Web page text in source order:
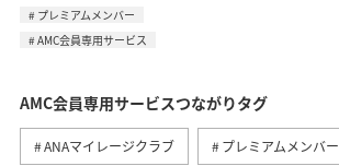
プレミアムメンバー
AMC会員専用サービス
AMC会員専用サービスつながりタグ
ANAマイレージクラブ プレミアムメンバー